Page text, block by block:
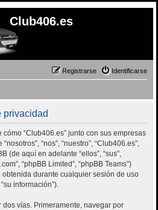
Club406.es
Identificarse
Registrarse
privacidad
“Club406.es” junto con sus empresas
“nos”, “nuestro”, “Club406.es”,
(de aquí en adelante “ellos”, “sus”,
“phpBB Limited”, “phpBB Teams”)
durante cualquier sesión de uso
información”).
vías. Primeramente, navegar por